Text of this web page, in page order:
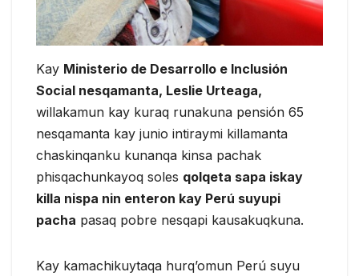
Kay Ministerio de Desarrollo e Inclusión
Social nesqamanta, Leslie Urteaga,
willakamun kay kuraq runakuna pensión 65
nesqamanta kay junio intiraymi killamanta
chaskinqanku kunanqa kinsa pachak
phisqachunkayoq soles qolqeta sapa iskay
killa nispa nin enteron kay Perú suyupi
pacha pasaq pobre nesqapi kausakuqkuna.
Kay kamachikuytaqa hurq’omun Perú suyu